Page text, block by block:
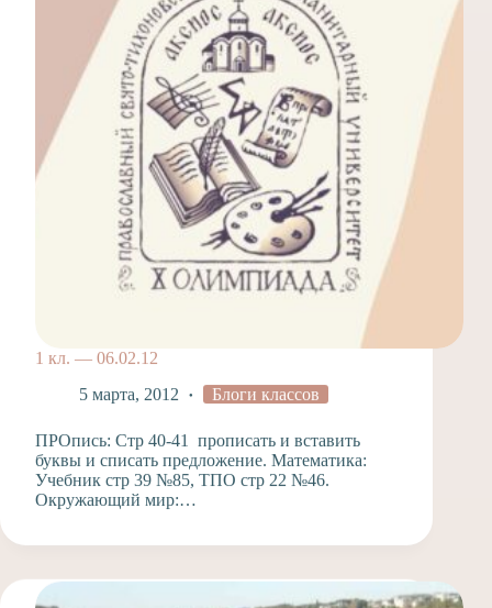
1 кл. — 06.02.12
5 марта, 2012
Блоги классов
ПРОпись: Стр 40-41 прописать и вставить
буквы и списать предложение. Математика:
Учебник стр 39 №85, ТПО стр 22 №46.
Окружающий мир:…